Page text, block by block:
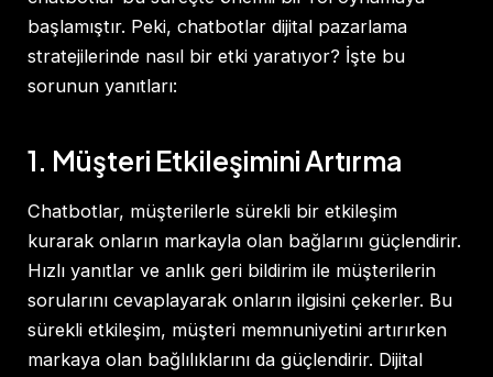
başlamıştır. Peki, chatbotlar dijital pazarlama
stratejilerinde nasıl bir etki yaratıyor? İşte bu
sorunun yanıtları:
1. Müşteri Etkileşimini Artırma
Chatbotlar, müşterilerle sürekli bir etkileşim
kurarak onların markayla olan bağlarını güçlendirir.
Hızlı yanıtlar ve anlık geri bildirim ile müşterilerin
sorularını cevaplayarak onların ilgisini çekerler. Bu
sürekli etkileşim, müşteri memnuniyetini artırırken
markaya olan bağlılıklarını da güçlendirir. Dijital